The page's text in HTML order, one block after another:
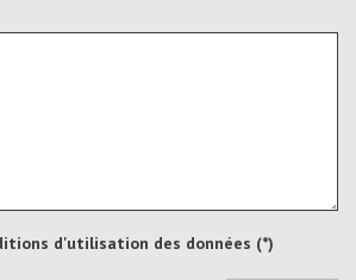
d'utilisation des données (*)